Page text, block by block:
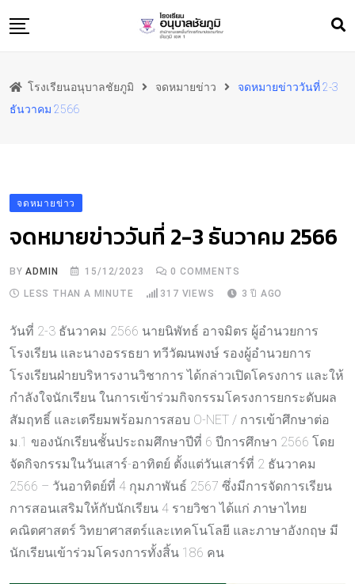
ข้อมูลพื้นฐาน
ภาพกิจกรรม
ผลงาน
ติดต่อเรา
โรงเรียนอนุบาลชัยภูมิ จดหมายข่าว
จดหมายข่าววันที่ 2-3
ธันวาคม 2566
จดหมายข่าว
จดหมายข่าววันที่ 2-3 ธันวาคม 2566
BYADMIN 15/12/2023 0 COMMENTS
LESS THAN A MINUTE
317 VIEWS 3 ปี AGO
วันที่ 2-3 ธันวาคม 2566 นายนิพัทธ์ อาจมิตร ผู้อำนวยการ
โรงเรียน และนางอรรธยา ทวีวัฒนพงษ์ รองผู้อำนวยการ
โรงเรียนฝ่ายบริหารงานวิชาการ ได้กล่าวเปิดโครงการ และให้
กำลังใจนักเรียน ในการเข้าร่วมกิจกรรมโครงการยกระดับผล
สัมฤทธิ์ และเตรียมพร้อมการสอบ O-NET / การเข้าศึกษาต่อ
ม.1 ของนักเรียนชั้นประถมศึกษาปีที่ 6 ปีการศึกษา 2566 โดย
จัดกิจกรรมในวันเสาร์-อาทิตย์ ตั้งแต่วันเสาร์ที่ 2 ธันวาคม
2566 – วันอาทิตย์ที่ 4 กุมภาพันธ์ 2567 ซึ่งมีการจัดการเรียน
การสอนเสริมให้กับนักเรียน 4 รายวิชา ได้แก่ ภาษาไทย
คณิตศาสตร์ วิทยาศาสตร์และเทคโนโลยี และภาษาอังกฤษ มี
นักเรียนเข้าร่วมโครงการทั้งสิ้น 186 คน